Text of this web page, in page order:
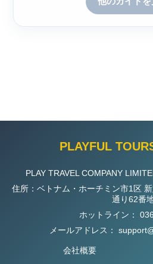
PLAYFUL
PLAY TRAVEL COMPANY
住所：ベトナム・ホーチミン市1区
通り62番
ホットライン：
メールアドレス：
会社概要